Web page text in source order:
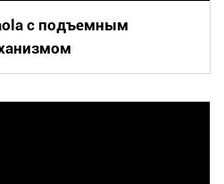
с подъемным